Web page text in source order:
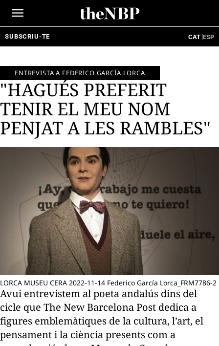
SUBSCRIU-TE CAT ESP
ENTREVISTA A FEDERICO GARCÍA LORCA
"HAGUÉS PREFERIT
TENIR EL MEU NOM
PENJAT A LES RAMBLES"
LORCA MUSEU CERA 2022-11-14 Federico García Lorca_FRM7786-2
Avui entrevistem al poeta andalús dins del
cicle que The New Barcelona Post dedica a
figures emblemàtiques de la cultura, l’art, el
pensament i la ciència presents com a